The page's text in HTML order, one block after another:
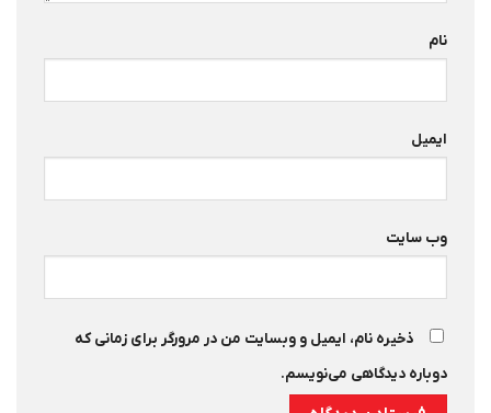
نام
ایمیل
وب‌ سایت
ذخیره نام، ایمیل و وبسایت من در مرورگر برای زمانی که
دوباره دیدگاهی می‌نویسم.